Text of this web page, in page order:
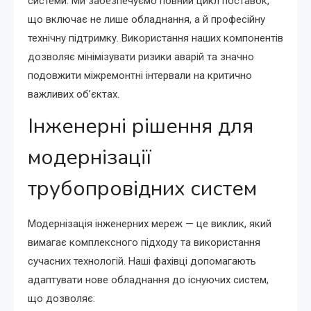
що включає не лише обладнання, а й професійну
технічну підтримку. Використання наших компонентів
дозволяє мінімізувати ризики аварій та значно
подовжити міжремонтні інтервали на критично
важливих об’єктах.
Інженерні рішення для
модернізації
трубопровідних систем
Модернізація інженерних мереж — це виклик, який
вимагає комплексного підходу та використання
сучасних технологій. Наші фахівці допомагають
адаптувати нове обладнання до існуючих систем,
що дозволяє: